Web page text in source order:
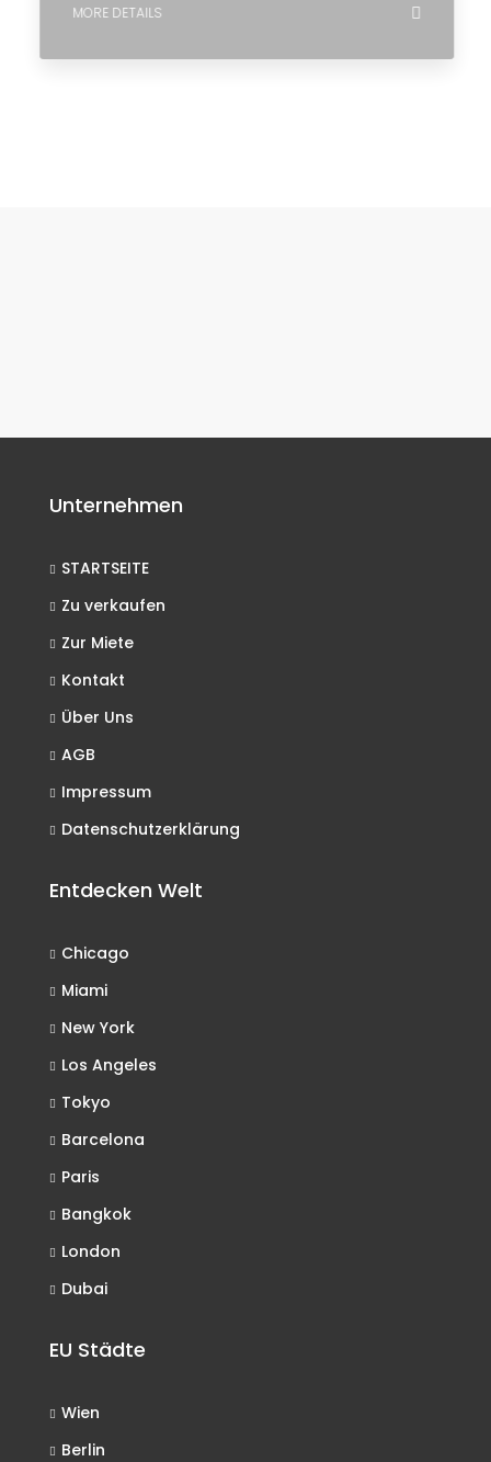
MORE DETAILS
Unternehmen
STARTSEITE
Zu verkaufen
Zur Miete
Kontakt
Über Uns
AGB
Impressum
Datenschutzerklärung
Entdecken Welt
Chicago
Miami
New York
Los Angeles
Tokyo
Barcelona
Paris
Bangkok
London
Dubai
EU Städte
Wien
Berlin